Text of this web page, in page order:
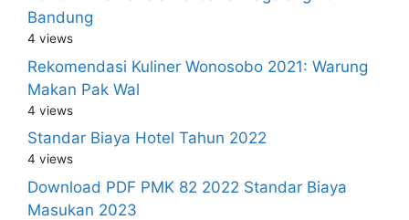
Bandung
4 views
Rekomendasi Kuliner Wonosobo 2021: Warung
Makan Pak Wal
4 views
Standar Biaya Hotel Tahun 2022
4 views
Download PDF PMK 82 2022 Standar Biaya
Masukan 2023